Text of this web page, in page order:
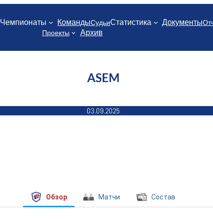
Чемпионаты КомандыСудьиСтатистика Документы
Проекты
Архив
ASEM
03.09.2025
Обзор Матчи Состав